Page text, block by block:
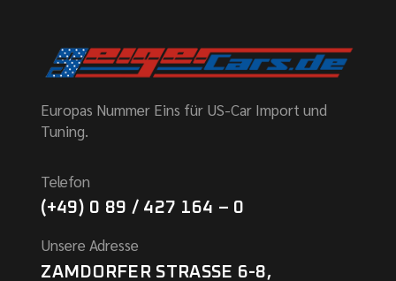
Europas Nummer Eins für US-Car Import und
Tuning.
Telefon
(+49) 0 89 / 427 164 – 0
Unsere Adresse
ZAMDORFER STRASSE 6-8,